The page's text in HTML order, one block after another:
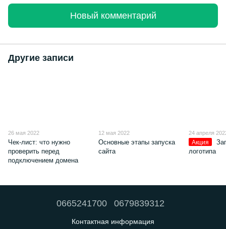
Новый комментарий
Другие записи
26 мая 2022
Чек-лист: что нужно
проверить перед
подключением домена
12 мая 2022
Основные этапы запуска
сайта
24 апреля
Акция
логотипа
0665241700 0679839312
Контактная информация